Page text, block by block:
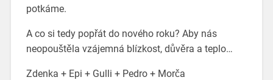
potkáme.
A co si tedy popřát do nového roku? Aby nás
neopouštěla vzájemná blízkost, důvěra a teplo…
Zdenka + Epi + Gulli + Pedro + Morča